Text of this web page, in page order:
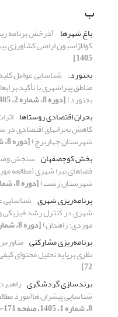
ب
باغ شهرها آذرخش برنامه
کولاژاسیون اراضی کشاورزی
1405]
بجنورد. شناسایی عوامل
مناطق پیراشهری با تأکید بر
بجنورد)[دوره 8، شماره 2، 1405، صفحه 95-124]
بحران اقتصادی روستاها
کاهش بحران­های اقتصادی در
شهرستان چهاربرج)[دوره 8، شماره 2، 1405، صفحه 177-206]
بخش کوچصفهان سنجش
فضاهای پیرا شهری (مطالعه
شهرستان رشت)[دوره 8، شماره 3، 1405]
برنامه‌ریزی شهری شناسایی
شهری در کنترل رشد فیزیکی
موردی: زاهدان)[دوره 8، شماره 3، 1405]
برنامه‌ریزی مشارکتی
نظری برپایه تحلیل محتوای
72]
برندسازی گردشگری
شناسایی پیشران ها(مورد
8، شماره 1، 1405، صفحه 171-194]